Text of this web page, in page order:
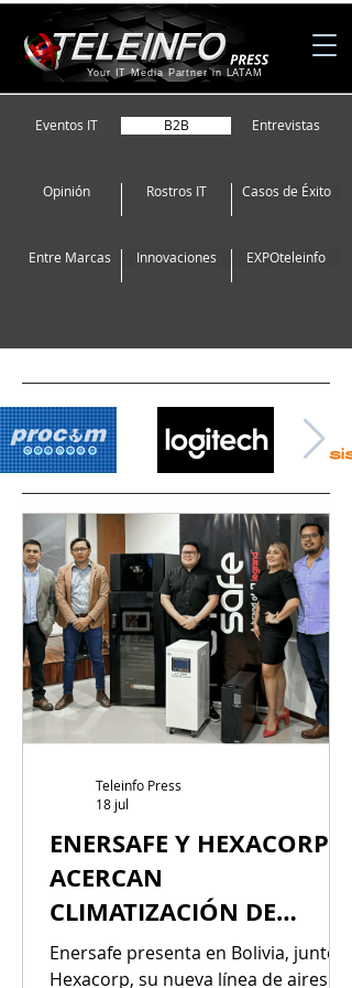
Your IT Media Partner in LATAM
Eventos IT B2B Entrevistas
Opinión Rostros IT Casos de Éxito
Entre Marcas Innovaciones EXPOteleinfo
ENERSAFE Y HEXACORP
ACERCAN
CLIMATIZACIÓN DE
PRECISIÓN A
INFRAESTRUCTURAS
Enersafe presenta en Bolivia, junto a
Hexacorp, su nueva línea de aires de
Teleinfo Press
18 jul